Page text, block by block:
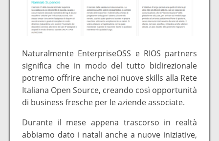
Naturalmente EnterpriseOSS e RIOS partners
significa che in modo del tutto bidirezionale
potremo offrire anche noi nuove skills alla Rete
Italiana Open Source, creando così opportunità
di business fresche per le aziende associate.
Durante il mese appena trascorso in realtà
abbiamo dato i natali anche a nuove iniziative,